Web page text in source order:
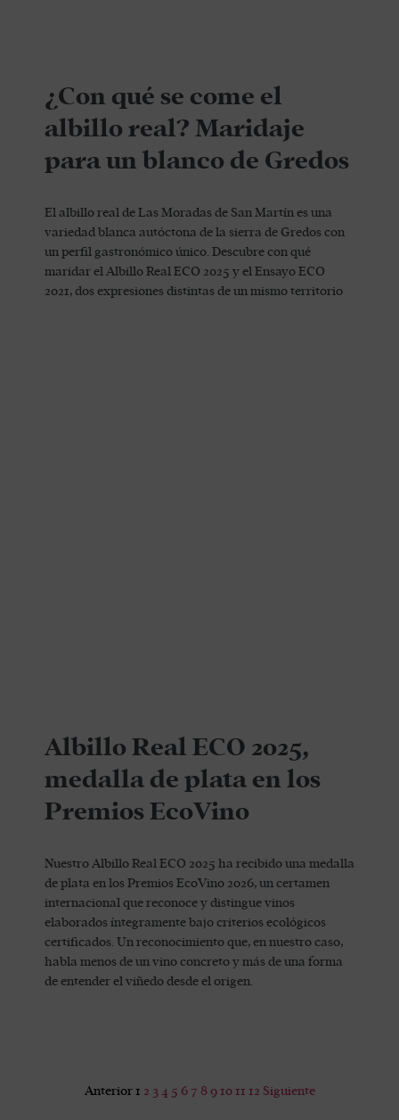
¿Con qué se come el
albillo real? Maridaje
para un blanco de Gredos
El albillo real de Las Moradas de San Martín es una
variedad blanca autóctona de la sierra de Gredos con
un perfil gastronómico único. Descubre con qué
maridar el Albillo Real ECO 2025 y el Ensayo ECO
2021, dos expresiones distintas de un mismo territorio
Albillo Real ECO 2025,
medalla de plata en los
Premios EcoVino
Nuestro Albillo Real ECO 2025 ha recibido una medalla
de plata en los Premios EcoVino 2026, un certamen
internacional que reconoce y distingue vinos
elaborados íntegramente bajo criterios ecológicos
certificados. Un reconocimiento que, en nuestro caso,
habla menos de un vino concreto y más de una forma
de entender el viñedo desde el origen.
Anterior 1 2 3 4 5 6 7 8 9 10 11 12 Siguiente